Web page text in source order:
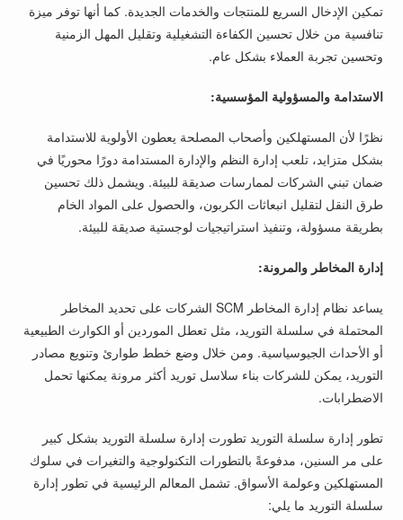
تمكين الإدخال السريع للمنتجات والخدمات الجديدة. كما أنها توفر ميزة
تنافسية من خلال تحسين الكفاءة التشغيلية وتقليل المهل الزمنية
وتحسين تجربة العملاء بشكل عام.
الاستدامة والمسؤولية المؤسسية:
نظرًا لأن المستهلكين وأصحاب المصلحة يعطون الأولوية للاستدامة
بشكل متزايد، تلعب إدارة النظم والإدارة المستدامة دورًا محوريًا في
ضمان تبني الشركات لممارسات صديقة للبيئة. ويشمل ذلك تحسين
طرق النقل لتقليل انبعاثات الكربون، والحصول على المواد الخام
بطريقة مسؤولة، وتنفيذ استراتيجيات لوجستية صديقة للبيئة.
إدارة المخاطر والمرونة:
يساعد نظام إدارة المخاطر SCM الشركات على تحديد المخاطر
المحتملة في سلسلة التوريد، مثل تعطل الموردين أو الكوارث الطبيعية
أو الأحداث الجيوسياسية. ومن خلال وضع خطط طوارئ وتنويع مصادر
التوريد، يمكن للشركات بناء سلاسل توريد أكثر مرونة يمكنها تحمل
الاضطرابات.
تطور إدارة سلسلة التوريد تطورت إدارة سلسلة التوريد بشكل كبير
على مر السنين، مدفوعةً بالتطورات التكنولوجية والتغيرات في سلوك
المستهلكين وعولمة الأسواق. تشمل المعالم الرئيسية في تطور إدارة
سلسلة التوريد ما يلي: